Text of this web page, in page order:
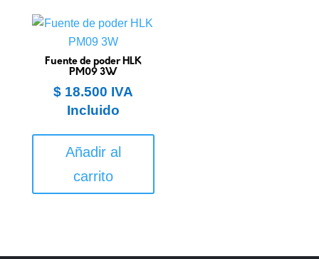
Fuente de poder HLK
PM09 3W
$18.500 IVA
Incluido
Añadir al
carrito